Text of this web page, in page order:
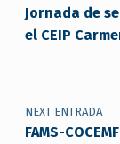
Jornada de
el CEIP
NEXT ENTRADA
FAMS-